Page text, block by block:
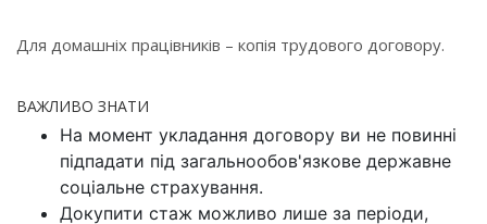
Для домашніх працівників – копія трудового договору.
ВАЖЛИВО ЗНАТИ
На момент укладання договору ви не повинні
підпадати під загальнообов'язкове державне
соціальне страхування.
Докупити стаж можливо лише за періоди,